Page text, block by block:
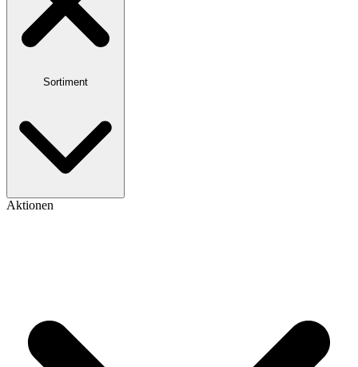
Sortiment
Aktionen